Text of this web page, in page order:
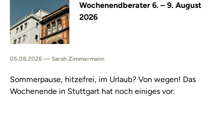
Wochenendberater 6. – 9. August
2026
05.08.2026 — Sarah Zimmermann
Sommerpause, hitzefrei, im Urlaub? Von wegen! Das
Wochenende in Stuttgart hat noch einiges vor: